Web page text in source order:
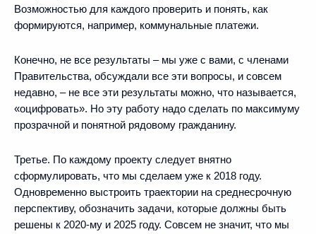
Возможностью для каждого проверить и понять, как
формируются, например, коммунальные платежи.
Конечно, не все результаты – мы уже с вами, с членами
Правительства, обсуждали все эти вопросы, и совсем
недавно, – не все эти результаты можно, что называется,
«оцифровать». Но эту работу надо сделать по максимуму
прозрачной и понятной рядовому гражданину.
Третье. По каждому проекту следует внятно
сформулировать, что мы сделаем уже к 2018 году.
Одновременно выстроить траектории на среднесрочную
перспективу, обозначить задачи, которые должны быть
решены к 2020-му и 2025 году. Совсем не значит, что мы